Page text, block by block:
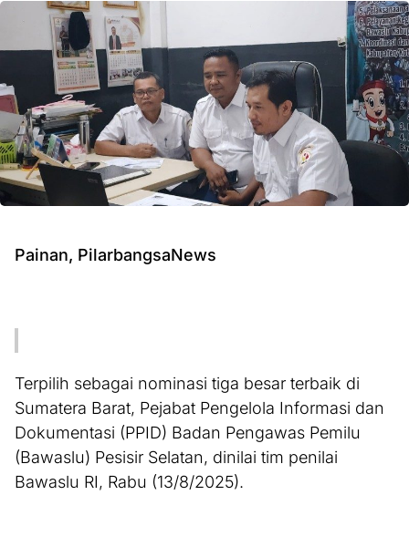
Painan, PilarbangsaNews
Terpilih sebagai nominasi tiga besar terbaik di
Sumatera Barat, Pejabat Pengelola Informasi dan
Dokumentasi (PPID) Badan Pengawas Pemilu
(Bawaslu) Pesisir Selatan, dinilai tim penilai
Bawaslu RI, Rabu (13/8/2025).